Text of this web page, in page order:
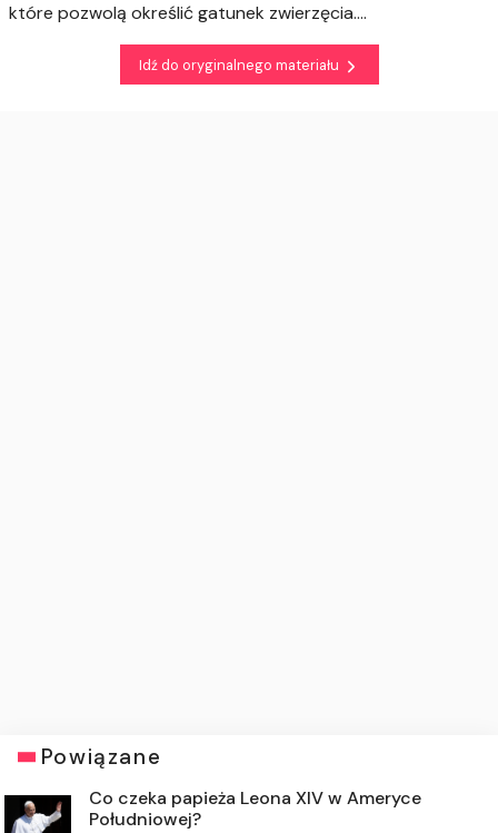
które pozwolą określić gatunek zwierzęcia....
Idź do oryginalnego materiału
Powiązane
Co czeka papieża Leona XIV w Ameryce
Południowej?